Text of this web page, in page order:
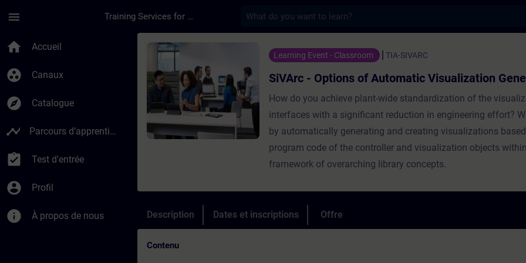
menu Training Services for Digital Industries
home Accueil
group_work Canaux
explore Catalogue
timeline Parcours d’apprentissage
assignment_turned_in Test d'entrée
account_circle Profil
info À propos de nous
Cours - SiVArc - Options of Automatic Visualization
Learning Event - Classroom TIA-SIVARC
SiVArc - Options of Automatic Visualization
How do you achieve plant-wide standardization of the
interfaces with a significant reduction in engineering effort?
by automatically generating and creating visualizations
program code of the controller and visualization objects
framework of overarching library concepts.
Description Dates et inscriptions Offre
Contenu